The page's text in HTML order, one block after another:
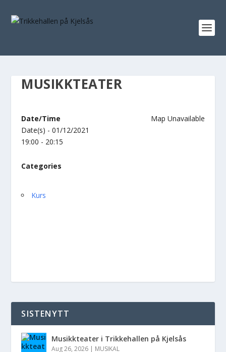
MUSIKKTEATER
Map Unavailable
Date/Time
Date(s) - 01/12/2021
19:00 - 20:15
Categories
Kurs
SISTENYTT
Musikkteater i Trikkehallen på Kjelsås
Aug 26, 2026 | MUSIKAL